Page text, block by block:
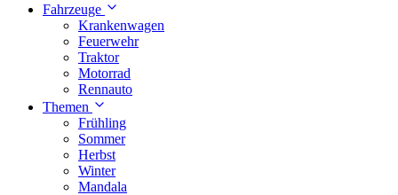
Fahrzeuge
Krankenwagen
Feuerwehr
Traktor
Motorrad
Rennauto
Themen
Frühling
Sommer
Herbst
Winter
Mandala